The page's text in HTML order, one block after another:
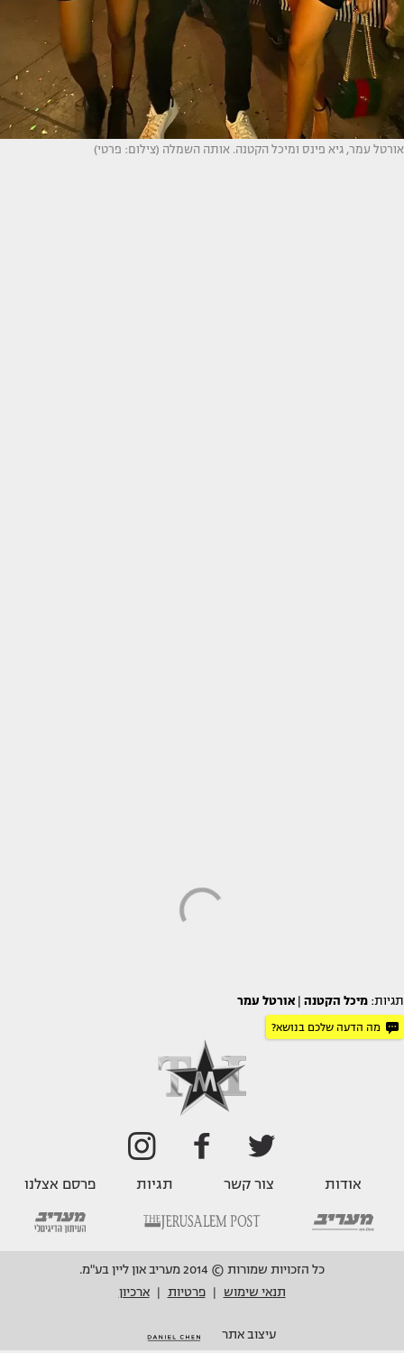
אורטל עמר, גיא פינס ומיכל הקטנה. אותה השמלה (צילום: פרטי)
תגיות: מיכל הקטנה אורטל עמר
מה הדעה שלכם בנושא?
אודות צור קשר תגיות פרסם אצלנו
כל הזכויות שמורות © 2014 מעריב און ליין בע"מ.
תנאי שימוש
פרטיות ארכיון
עיצוב אתר